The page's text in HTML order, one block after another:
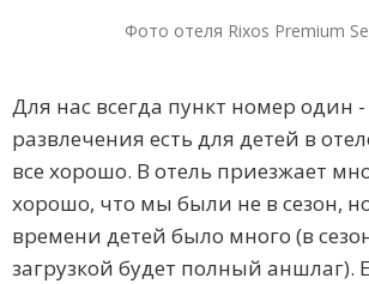
Фото отеля Rixos Premium
Для нас всегда пункт номер один -
развлечения есть для детей в
все хорошо. В отель приезжает
хорошо, что мы были не в сезон,
времени детей было много (в
загрузкой будет полный аншлаг).